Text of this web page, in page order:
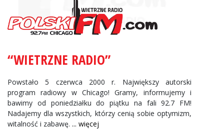
“WIETRZNE RADIO”
Powstało 5 czerwca 2000 r. Największy autorski
program radiowy w Chicago! Gramy, informujemy i
bawimy od poniedziałku do piątku na fali 92.7 FM!
Nadajemy dla wszystkich, którzy cenią sobie optymizm,
witalność i zabawę. ... więcej